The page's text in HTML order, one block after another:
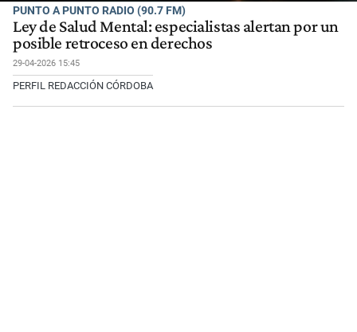
PUNTO A PUNTO RADIO (90.7 FM)
Ley de Salud Mental: especialistas alertan por un
posible retroceso en derechos
29-04-2026 15:45
PERFIL REDACCIÓN CÓRDOBA